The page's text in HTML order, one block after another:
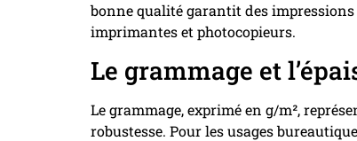
bonne qualité garantit des
imprimantes et photocopieurs.
Le grammage et
Le grammage, exprimé en g/m²,
robustesse. Pour les usages